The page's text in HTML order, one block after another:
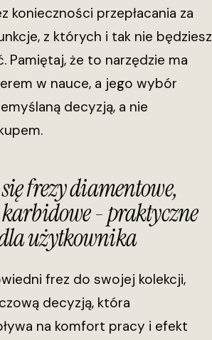
konieczności przepłacania za
z których i tak nie będziesz
Pamiętaj, że to narzędzie ma
w nauce, a jego wybór
decyzją, a nie
frezy diamentowe,
- praktyczne
użytkownika
frez do swojej kolekcji,
decyzją, która
na komfort pracy i efekt